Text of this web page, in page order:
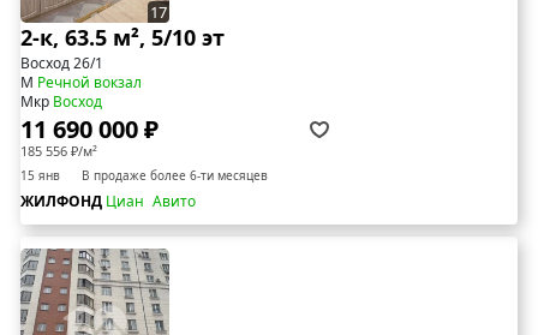
17
2-к, 63.5 м², 5/10 эт
Восход 26/1
М Речной вокзал
Мкр Восход
11 690 000 ₽
185 556 ₽/м²
15 янв В продаже более 6-ти месяцев
ЖИЛФОНД Циан Авито